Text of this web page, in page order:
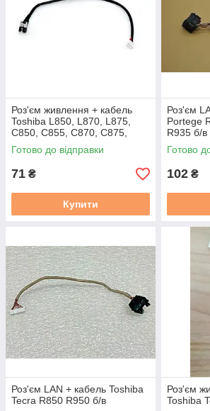
Роз'єм живлення + кабель
Toshiba L850, L870, L875,
C850, C855, C870, C875,
C50-A, C50D-A, C55-A, C55D-
A бв
Готово до відправки
71 ₴
Купити
Роз'єм
Portege
R935 б/в
Готово
102 ₴
Роз'єм LAN + кабель Toshiba
Tecra R850 R950 б/в
Роз'єм
Toshiba